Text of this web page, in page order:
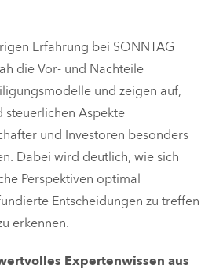
Erfahrung bei SONNTAG
die Vor- und Nachteile
und zeigen auf,
steuerlichen Aspekte
und Investoren besonders
Dabei wird deutlich, wie sich
Perspektiven optimal
Entscheidungen zu treffen
erkennen.
Expertenwissen aus